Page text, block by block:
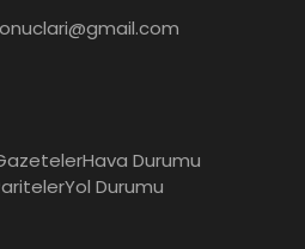
Hava Durumu
Yol Durumu